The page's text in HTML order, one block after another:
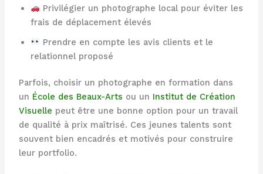
Privilégier un photographe local pour éviter les
frais de déplacement élevés
Prendre en compte les avis clients et le
relationnel proposé
Parfois, choisir un photographe en formation dans
un École des Beaux-Arts ou un Institut de Création
Visuelle peut être une bonne option pour un travail
de qualité à prix maîtrisé. Ces jeunes talents sont
souvent bien encadrés et motivés pour construire
leur portfolio.